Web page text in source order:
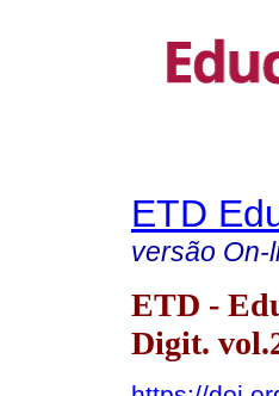
ETD
versão On-
ETD -
Digit.